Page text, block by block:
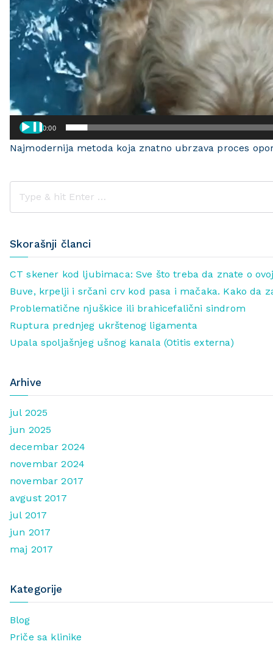
00:00
Najmodernija metoda koja znatno ubrzava proces
Skorašnji članci
CT skener kod ljubimaca: Sve što treba da znate o
Buve, krpelji i srčani crv kod pasa i mačaka. Kako da
Problematične njuškice ili brahicefalični sindrom
Ruptura prednjeg ukrštenog ligamenta
Upala spoljašnjeg ušnog kanala (Otitis externa)
Arhive
jul 2025
jun 2025
decembar 2024
novembar 2024
novembar 2017
avgust 2017
jul 2017
jun 2017
maj 2017
Kategorije
Blog
Priče sa klinike